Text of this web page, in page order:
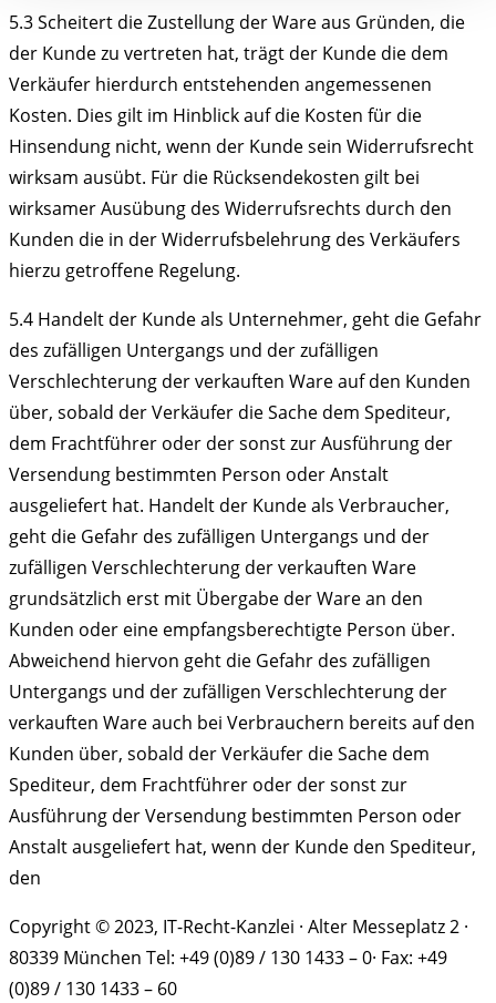
5.3Scheitert die Zustellung der Ware aus Gründen, die
der Kunde zu vertreten hat, trägt der Kunde die dem
Verkäufer hierdurch entstehenden angemessenen
Kosten. Dies gilt im Hinblick auf die Kosten für die
Hinsendung nicht, wenn der Kunde sein Widerrufsrecht
wirksam ausübt. Für die Rücksendekosten gilt bei
wirksamer Ausübung des Widerrufsrechts durch den
Kunden die in der Widerrufsbelehrung des Verkäufers
hierzu getroffene Regelung.
5.4 Handelt der Kunde als Unternehmer, geht die Gefahr
des zufälligen Untergangs und der zufälligen
Verschlechterung der verkauften Ware auf den Kunden
über, sobald der Verkäufer die Sache dem Spediteur,
dem Frachtführer oder der sonst zur Ausführung der
Versendung bestimmten Person oder Anstalt
ausgeliefert hat. Handelt der Kunde als Verbraucher,
geht die Gefahr des zufälligen Untergangs und der
zufälligen Verschlechterung der verkauften Ware
grundsätzlich erst mit Übergabe der Ware an den
Kunden oder eine empfangsberechtigte Person über.
Abweichend hiervon geht die Gefahr des zufälligen
Untergangs und der zufälligen Verschlechterung der
verkauften Ware auch bei Verbrauchern bereits auf den
Kunden über, sobald der Verkäufer die Sache dem
Spediteur, dem Frachtführer oder der sonst zur
Ausführung der Versendung bestimmten Person oder
Anstalt ausgeliefert hat, wenn der Kunde den Spediteur,
den
Copyright © 2023, IT-Recht-Kanzlei · Alter Messeplatz 2 ·
80339 München Tel: +49 (0)89 / 130 1433 – 0· Fax: +49
(0)89 / 130 1433 – 60